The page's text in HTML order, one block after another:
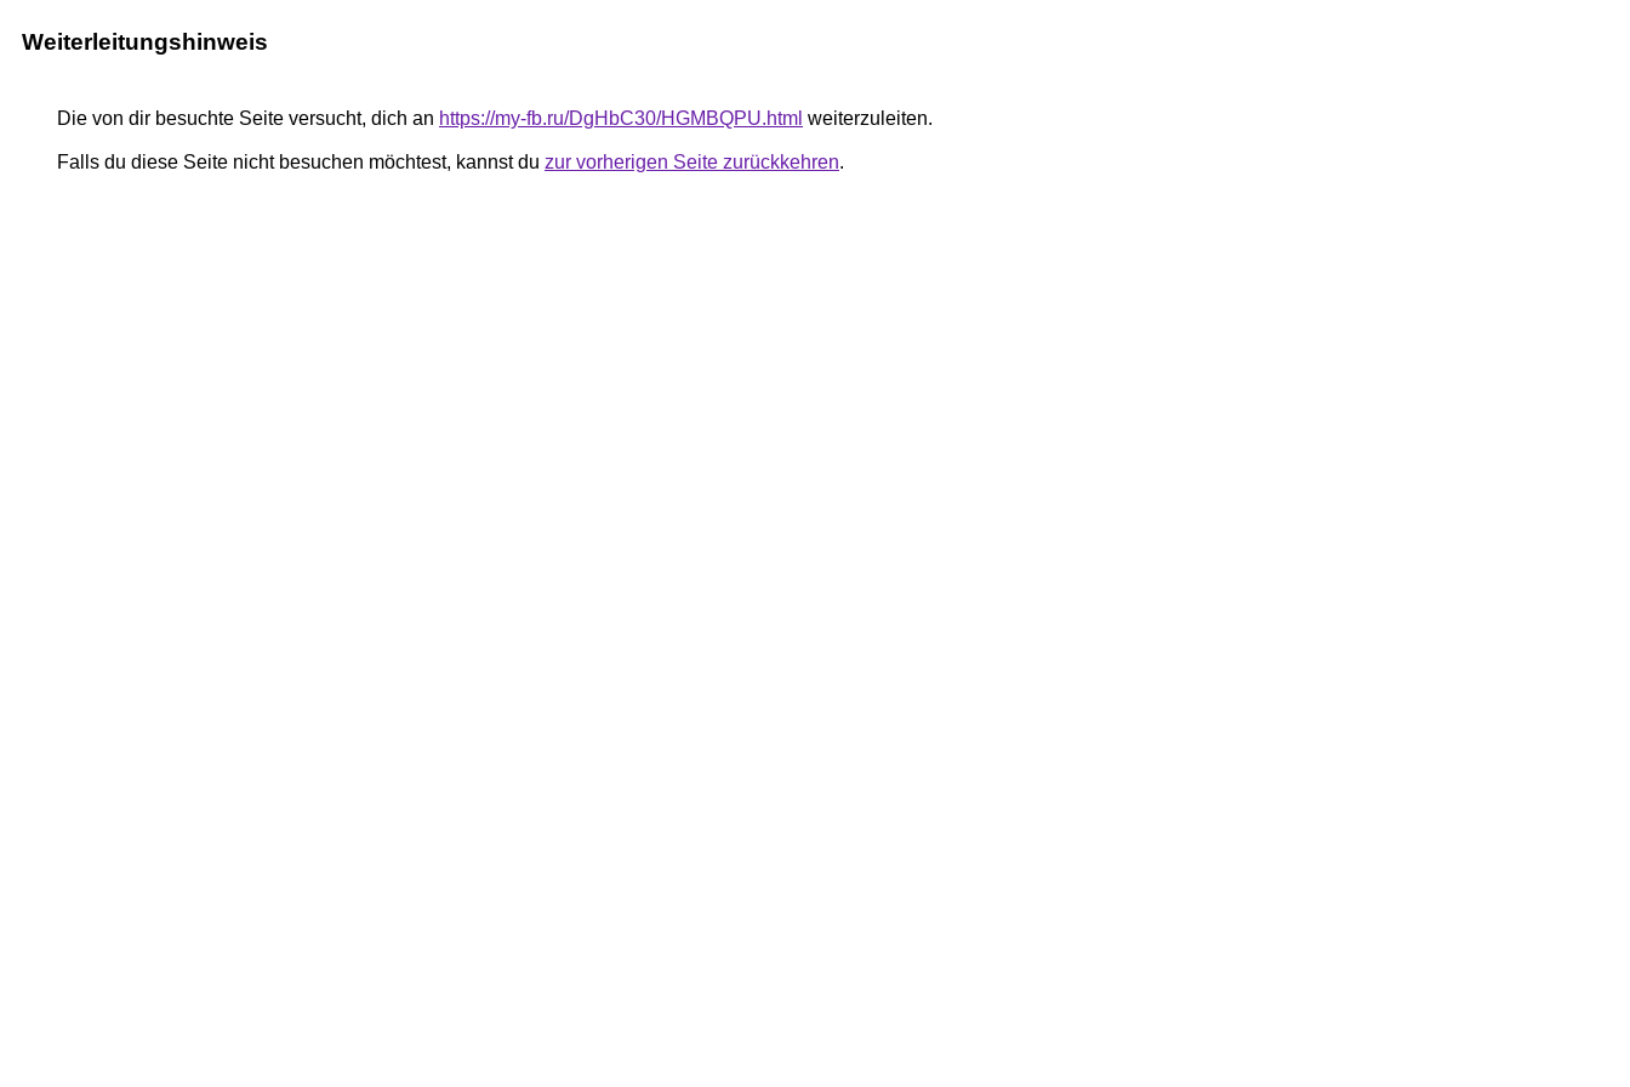
Weiterleitungshinweis
Die von dir besuchte Seite versucht, dich an https://my-fb.ru/DgHbC30/HGMBQPU.html weiterzuleiten.
Falls du diese Seite nicht besuchen möchtest, kannst du zur vorherigen Seite zurückkehren.